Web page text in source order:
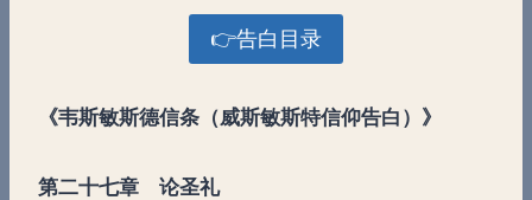
👉告白目录
《韦斯敏斯德信条（威斯敏斯特信仰告白）》
第二十七章 论圣礼